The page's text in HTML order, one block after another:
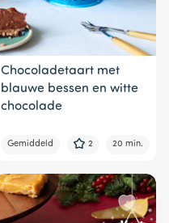
Chocoladetaart met
blauwe bessen en witte
chocolade
Gemiddeld 2 20 min.